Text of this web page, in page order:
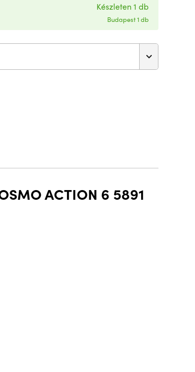
Készleten 1 db
Budapest 1 db
ACTION 6 5891